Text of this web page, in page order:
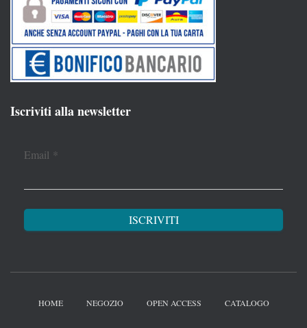
Iscriviti alla newsletter
Email *
HOME NEGOZIO OPEN ACCESS CATALOGO